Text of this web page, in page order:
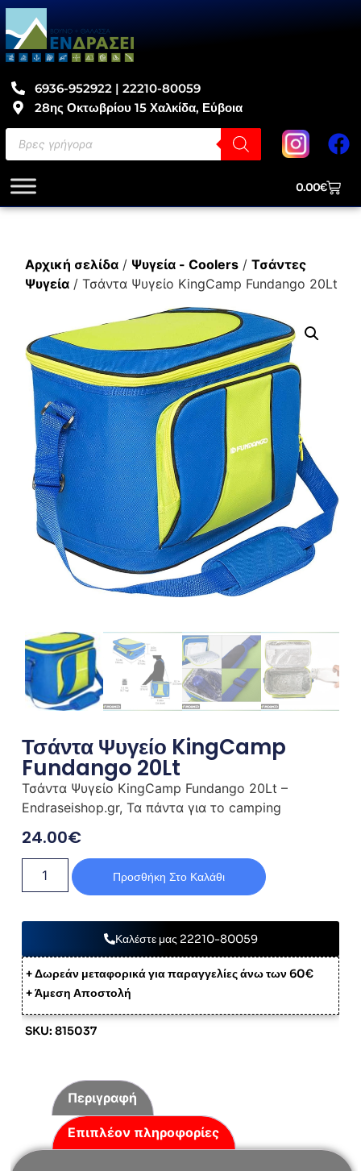
6936-952922 | 22210-80059
28ης Οκτωβρίου 15 Χαλκίδα, Εύβοια
0.00€
Αρχική σελίδα/ Ψυγεία - Coolers/ Τσάντες
Ψυγεία/ Τσάντα Ψυγείο KingCamp Fundango 20Lt
Τσάντα Ψυγείο KingCamp
Fundango 20Lt
Τσάντα Ψυγείο KingCamp Fundango 20Lt –
Endraseishop.gr, Τα πάντα για το camping
24.00€
Προσθήκη Στο Καλάθι
Καλέστε μας 22210-80059
+ Δωρεάν μεταφορικά για παραγγελίες άνω των 60€
+ Άμεση Αποστολή
SKU: 815037
Περιγραφή
Επιπλέον πληροφορίες